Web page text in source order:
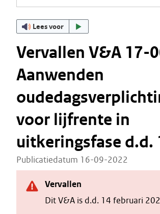
Lees voor
Vervallen V&A 17-
Aanwenden
voor lijfrente in
uitkeringsfase d.d.
Publicatiedatum 16-09-2022
Vervallen
Dit V&A is d.d. 14 februari